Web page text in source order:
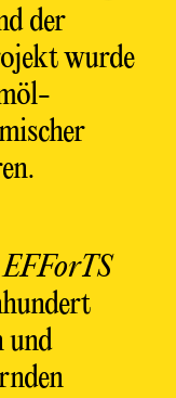
der
wurde
EFForTS
und